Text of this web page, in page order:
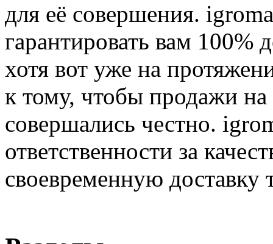
для её совершения.
гарантировать вам 100%
хотя вот уже на
к тому, чтобы продажи
совершались честно.
ответственности за
своевременную доставку